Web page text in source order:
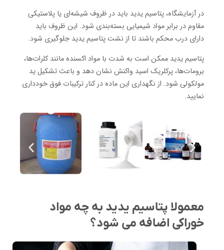
در آزمایشگاه، پتاسیم یدید باید در ظروف شیشه‌ای یا پلاستیکی
مقاوم در برابر مواد شیمیایی بسته‌بندی شود. این ظروف باید
دارای درب محکم باشند تا از نشت پتاسیم یدید جلوگیری شود.
پتاسیم یدید ممکن است به شدت با مواد اکسنده مانند کلرات‌ها،
برومات‌ها، پرکلریک اسید واکنش نشان دهد و باعث تشکیل ید
مولکولی شود. از نگهداری این ماده در کنار ترکیبات فوق خودداری
نمایید.
معمولا پتاسیم یدید به چه مواد
خوراکی اضافه می شود؟